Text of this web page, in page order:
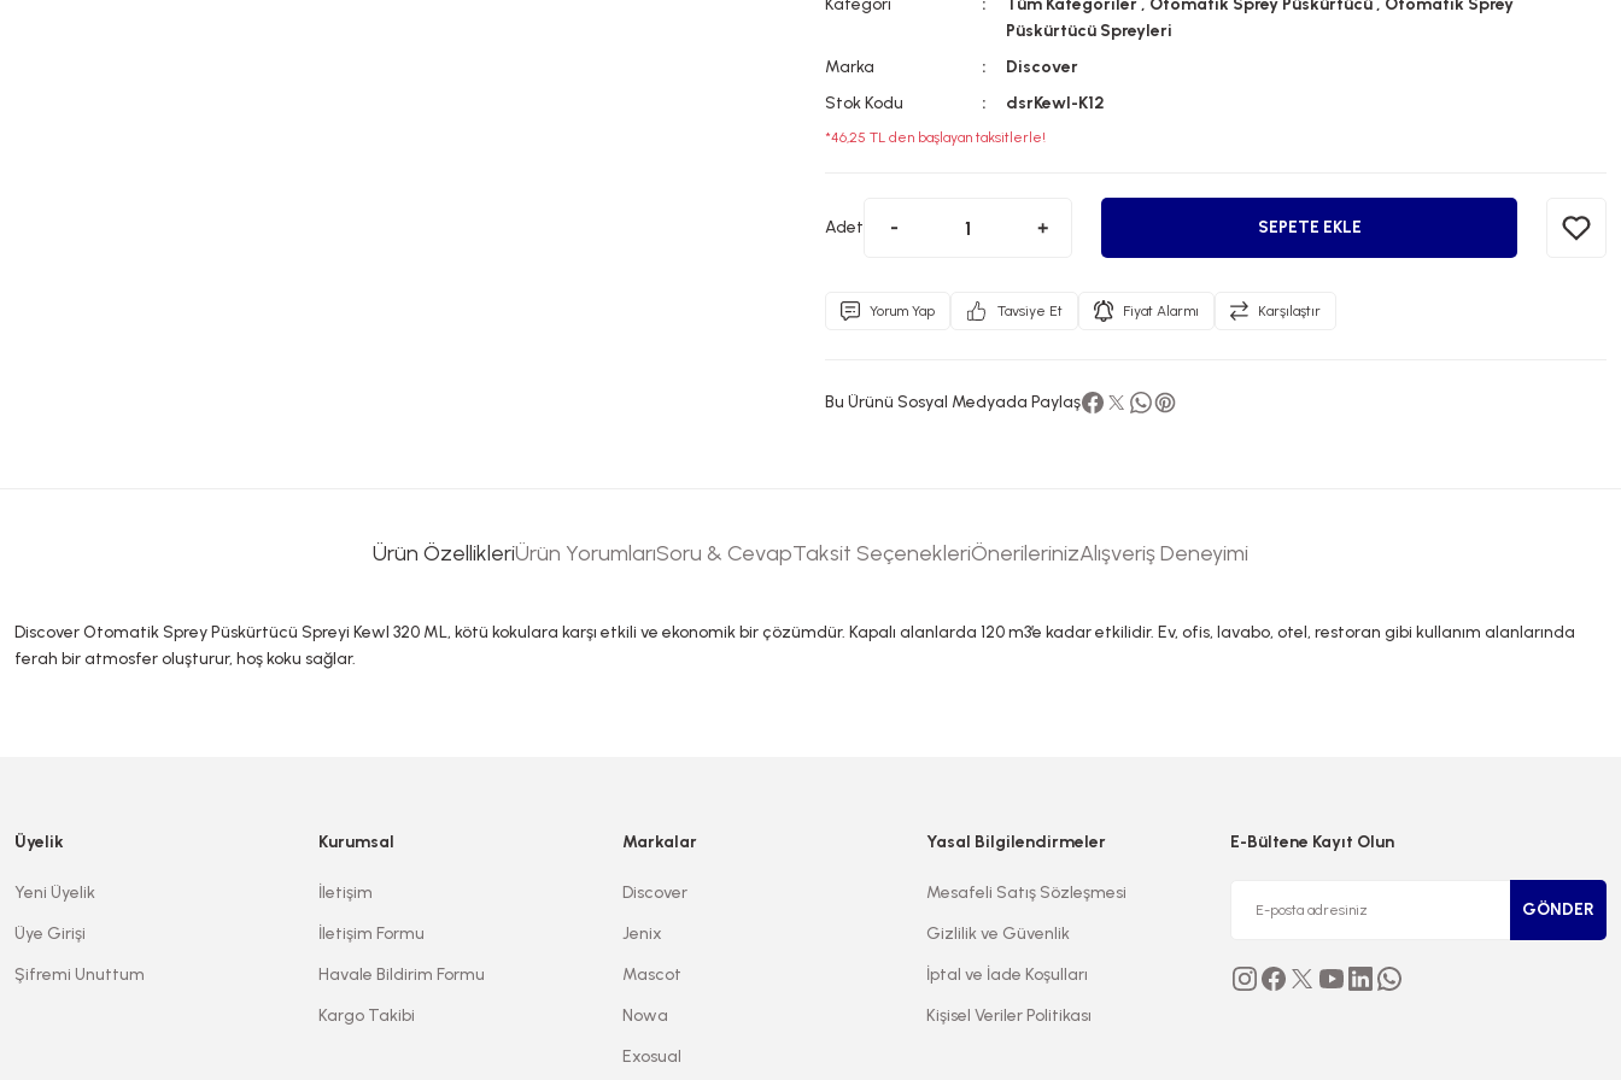
Kategori Tüm Kategoriler , Otomatik Sprey Püskürtücü , Otomatik Sprey
Püskürtücü Spreyleri
Marka
Discover
Stok Kodu
dsrKewl-K12
*46,25 TL den başlayan taksitlerle!
Adet SEPETE EKLE
Yorum Yap Tavsiye Et Fiyat Alarmı Karşılaştır
Bu Ürünü Sosyal Medyada Paylaş
Ürün ÖzellikleriÜrün YorumlarıSoru & CevapTaksit SeçenekleriÖnerilerinizAlışveriş Deneyimi
Discover Otomatik Sprey Püskürtücü Spreyi Kewl 320 ML, kötü kokulara karşı etkili ve ekonomik bir çözümdür. Kapalı alanlarda 120 m3’e kadar etkilidir. Ev, ofis, lavabo, otel, restoran gibi kullanım alanlarında
ferah bir atmosfer oluşturur, hoş koku sağlar.
Ürün bilgilerinde hatalar bulunuyor.
Ürün fiyatı diğer sitelerden daha pahalı.
Bu ürüne benzer farklı alternatifler olmalı.
Üyelik
Yeni Üyelik
Üye Girişi
Şifremi Unuttum
Kurumsal
İletişim
İletişim Formu
Havale Bildirim Formu
Kargo Takibi
Markalar
Discover
Jenix
Mascot
Nowa
Exosual
Yasal Bilgilendirmeler
Mesafeli Satış Sözleşmesi
Gizlilik ve Güvenlik
İptal ve İade Koşulları
Kişisel Veriler Politikası
E-Bültene Kayıt Olun
GÖNDER